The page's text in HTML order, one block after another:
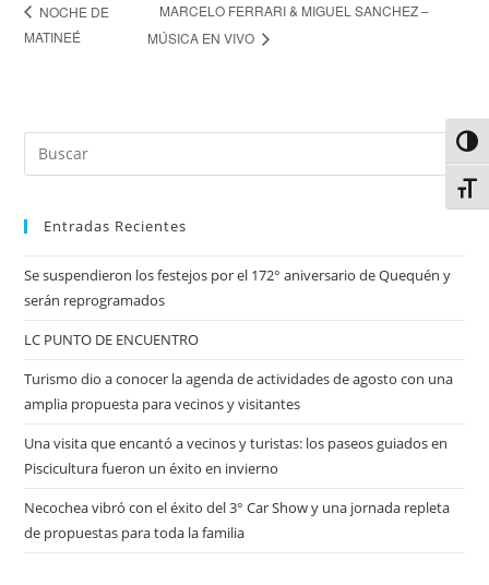
NOCHE DE
MATINEÉ
MARCELO FERRARI & MIGUEL SANCHEZ –
MÚSICA EN VIVO
Entradas Recientes
Se suspendieron los festejos por el 172° aniversario de Quequén y
serán reprogramados
LC PUNTO DE ENCUENTRO
Turismo dio a conocer la agenda de actividades de agosto con una
amplia propuesta para vecinos y visitantes
Una visita que encantó a vecinos y turistas: los paseos guiados en
Piscicultura fueron un éxito en invierno
Necochea vibró con el éxito del 3° Car Show y una jornada repleta
de propuestas para toda la familia